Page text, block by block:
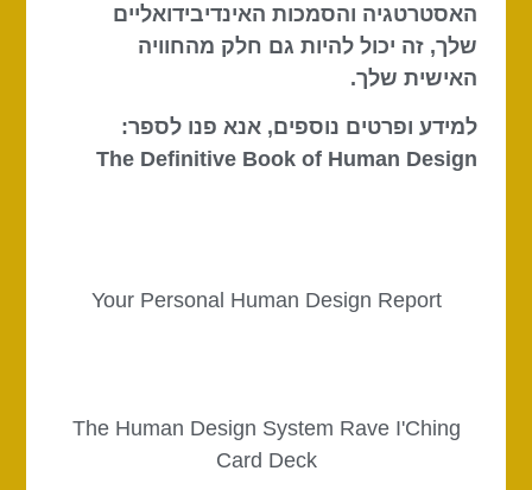
האסטרטגיה והסמכות האינדיבידואליים
שלך, זה יכול להיות גם חלק מהחוויה
האישית שלך.
למידע ופרטים נוספים, אנא פנו לספר:
The Definitive Book of Human Design
Your Personal Human Design Report
The Human Design System Rave I'Ching
Card Deck